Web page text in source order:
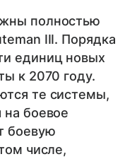
полностью
III. Порядка
единиц новых
к 2070 году.
те системы,
на боевое
боевую
числе,